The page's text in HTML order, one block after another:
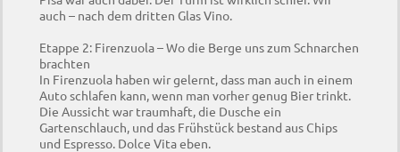
auch – nach dem dritten Glas Vino.
Etappe 2: Firenzuola – Wo die Berge uns zum Schnarchen
brachten
In Firenzuola haben wir gelernt, dass man auch in einem
Auto schlafen kann, wenn man vorher genug Bier trinkt.
Die Aussicht war traumhaft, die Dusche ein
Gartenschlauch, und das Frühstück bestand aus Chips
und Espresso. Dolce Vita eben.